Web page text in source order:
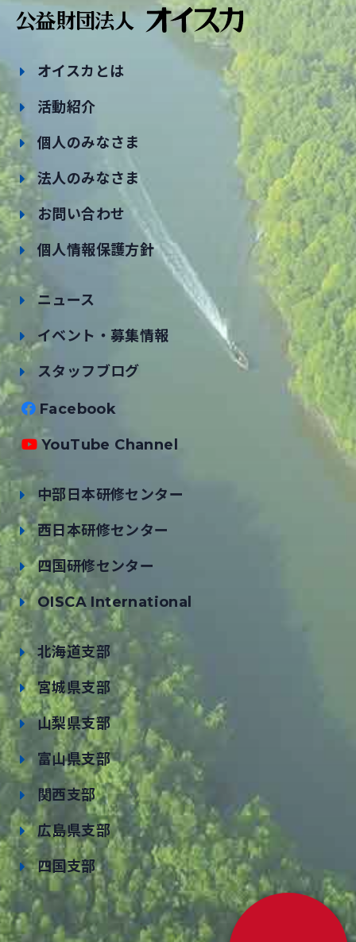
オイスカとは
活動紹介
個人のみなさま
法人のみなさま
お問い合わせ
個人情報保護方針
ニュース
イベント・募集情報
スタッフブログ
Facebook
YouTube Channel
中部日本研修センター
西日本研修センター
四国研修センター
OISCA International
北海道支部
宮城県支部
山梨県支部
富山県支部
関西支部
広島県支部
四国支部